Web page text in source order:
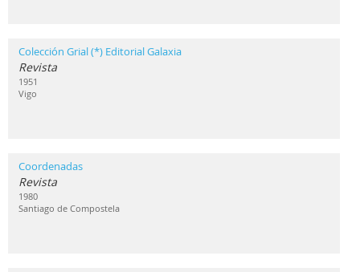
Colección Grial (*) Editorial Galaxia
Revista
1951
Vigo
Coordenadas
Revista
1980
Santiago de Compostela